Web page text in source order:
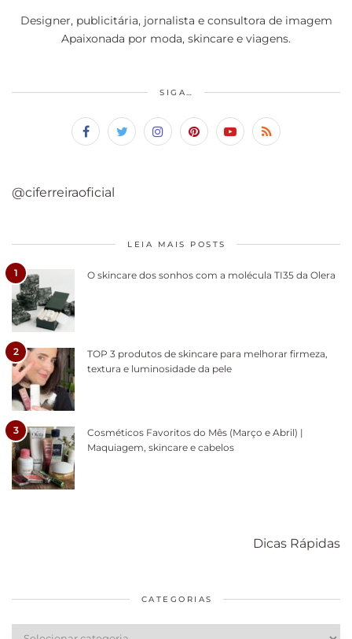
Designer, publicitária, jornalista e consultora de imagem
Apaixonada por moda, skincare e viagens.
SIGA…
@ciferreiraoficial
LEIA MAIS POSTS
1 O skincare dos sonhos com a molécula TI35 da Olera
2
TOP 3 produtos de skincare para melhorar firmeza,
textura e luminosidade da pele
3
Cosméticos Favoritos do Mês (Março e Abril) |
Maquiagem, skincare e cabelos
Dicas Rápidas
diários
cabelos
CATEGORIAS
Categorias